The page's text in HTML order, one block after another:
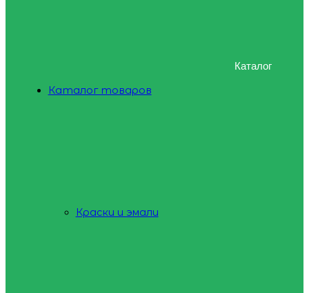
Каталог
Каталог товаров
Краски и эмали